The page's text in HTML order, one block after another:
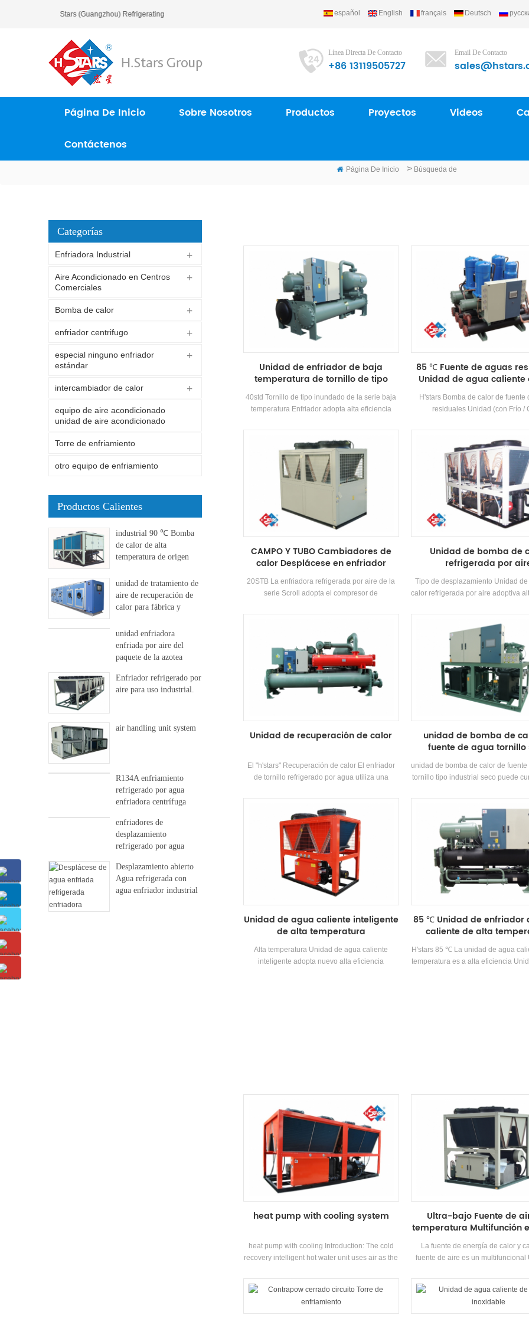
Bienvenido A H.Stars (Guangzhou) Refrigerating Equipment Group Ltd.. español English français Deutsch
Línea Directa De Contacto
+86 13119505727
Email De Contacto
Página De Inicio Sobre Nosotros Productos Proyectos Videos
Contáctenos
Página De Inicio > Búsqueda de
Unidad de enfriador de baja
temperatura de tornillo de tipo
inundado
40std Tornillo de tipo inundado de la serie baja
temperatura Enfriador adopta alta eficiencia
yfabricado alta eficiencia Evaporador de tipo
inundado, R22 y R134A refrigerante. La
recuperación de calor se puede configurar en
función de las necesidades térmicas del cliente.
La unidad tiene 39 especificaciones estándar.
85 ℃ Fuente de aguas
Unidad de agua caliente
temperatura
H'stars Bomba de calor de fuente
residuales Unidad (con Frío /
desarrollado y producido para la
piscina de aguas termales,
lugares de baño, extrayendo el
aguas residuales domésticas,
energía y protegiendo el medio
Energía El ahorro es 30% ~
comparación con el método de
convencional, que puede reducir
medida la operación. Costo.
CAMPO Y TUBO Cambiadores de
calor Desplácese en enfriador
refrigerado por aire
20STB La enfriadora refrigerada por aire de la
serie Scroll adopta el compresor de
forma independiente alta eficiencia Shell-and-
de calor de bobina, adopta R22 y R407c
refrigerantes
Unidad de bomba de
refrigerada por
Tipo de desplazamiento Unidad
calor refrigerada por aire adoptiva
cerrado, Auto-desarrollado y
eficiencia Shell-and-tube
calor y intercambiador de calor
utilizando R22, R134A, R407C
Unidad de recuperación de calor
El "h'stars" Recuperación de calor El enfriador
de tornillo refrigerado por agua utiliza una
el calor generado por el intercambio de calor
entre el vapor de refrigerante y el agua Durante
El proceso de refrigeración, que proporciona a
los clientes aire acondicionado aire
acondicionado y una gran cantidad de agua
caliente y caliente.
unidad de bomba de
fuente de agua tornillo
unidad de bomba de calor de fuente
tornillo tipo industrial seco puede
refrigeración en verano a través de
agua avanzadas. Sistema de
acondicionado central. ademas
necesario el sistema de sala de
calefacción, no se necesita una
enfriamiento para Enfriamiento, y no
contaminación o emisión
Unidad de agua caliente inteligente
de alta temperatura
Alta temperatura Unidad de agua caliente
inteligente adopta nuevo alta eficiencia
85 ℃ Unidad de enfriador
caliente de alta
H'stars 85 ℃ La unidad de agua
temperatura es a alta eficiencia
heat pump with cooling system
heat pump with cooling Introduction: The cold
recovery intelligent hot water unit uses air as the
which is energy-efficient, environmentally
friendly, and recycles waste cold discharged
during the heating process through a cold
recovery unit to improve overall energy
Ultra-bajo Fuente de
temperatura Multifunción
La fuente de energía de calor y
fuente de aire es un multifuncional
de trabajo de refrigeración,
caliente. Producción. Se puede
automáticamente de acuerdo
temperatura ambiente y la
Categorías
Enfriadora Industrial
Aire Acondicionado en Centros
Comerciales
Bomba de calor
enfriador centrifugo
especial ninguno enfriador
estándar
intercambiador de calor
equipo de aire acondicionado
unidad de aire acondicionado
Torre de enfriamiento
otro equipo de enfriamiento
Productos Calientes
industrial 90 ℃ Bomba
de calor de alta
temperatura de origen
unidad de tratamiento de
aire de recuperación de
calor para fábrica y
unidad enfriadora
enfriada por aire del
paquete de la azotea
Enfriador refrigerado por
aire para uso industrial.
air handling unit system
R134A enfriamiento
refrigerado por agua
enfriadora centrífuga
enfriadores de
desplazamiento
refrigerado por agua
Desplazamiento abierto
Agua refrigerada con
agua enfriador industrial